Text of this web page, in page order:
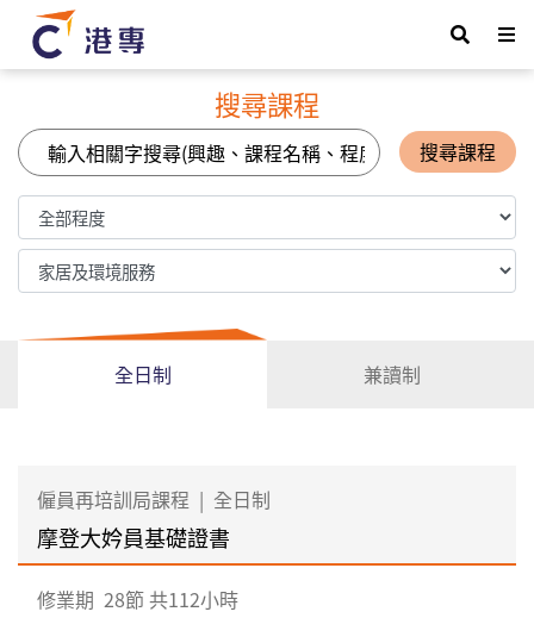
搜尋課程
搜尋課程
全日制 兼讀制
僱員再培訓局課程 | 全日制
摩登大妗員基礎證書
修業期 28節 共112小時